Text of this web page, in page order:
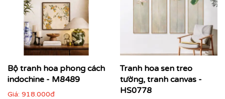
Với công nghệ in hiện đại, chúng tôi đảm bảo tái tạo lại
từng chi tiết nhỏ nhất của bức tranh, mang đến cho
bạn một sản phẩm hoàn hảo.
Bộ tranh hoa phong cách
indochine - M8489
Giá: 918.000đ
Tranh hoa sen treo
tường, tranh canvas -
HS0778